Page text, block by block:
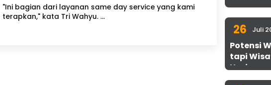
"Ini bagian dari layanan same day service yang kami
terapkan," kata Tri Wahyu. ...
26 Juli
Potensi
tapi
Hari